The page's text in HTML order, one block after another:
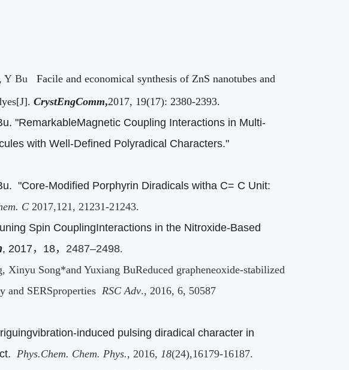
Y Bu
Facile and economical synthesis of ZnS nanotubes and
CrystEngComm,2017, 19(17): 2380-2393.
"RemarkableMagnetic Coupling Interactions in Multi-
with Well-Defined Polyradical Characters."
"Core-Modified Porphyrin Diradicals witha C= C Unit:
C 2017,121, 21231-21243.
Spin CouplingInteractions in the Nitroxide‐Based
, 2017， 18， 2487–2498.
Xinyu Song*and Yuxiang BuReduced grapheneoxide-stabilized
and SERSproperties RSC Adv., 2016, 6, 50587
induced pulsing diradical character in
Phys.Chem. Chem. Phys., 2016, 18(24),16179-16187.